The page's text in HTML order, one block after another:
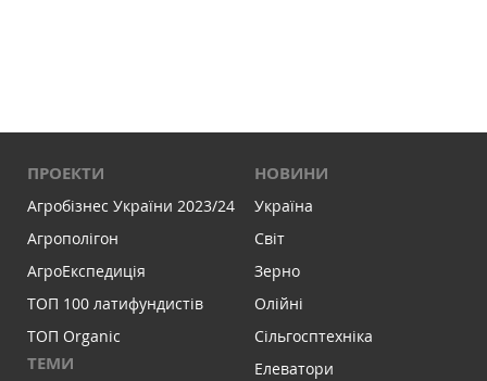
ПРОЕКТИ
Агробізнес України 2023/24
Агрополігон
АгроЕкспедиція
ТОП 100 латифундистів
ТОП Organic
ТЕМИ
НОВИНИ
Україна
Світ
Зерно
Олійні
Сільгосптехніка
Елеватори